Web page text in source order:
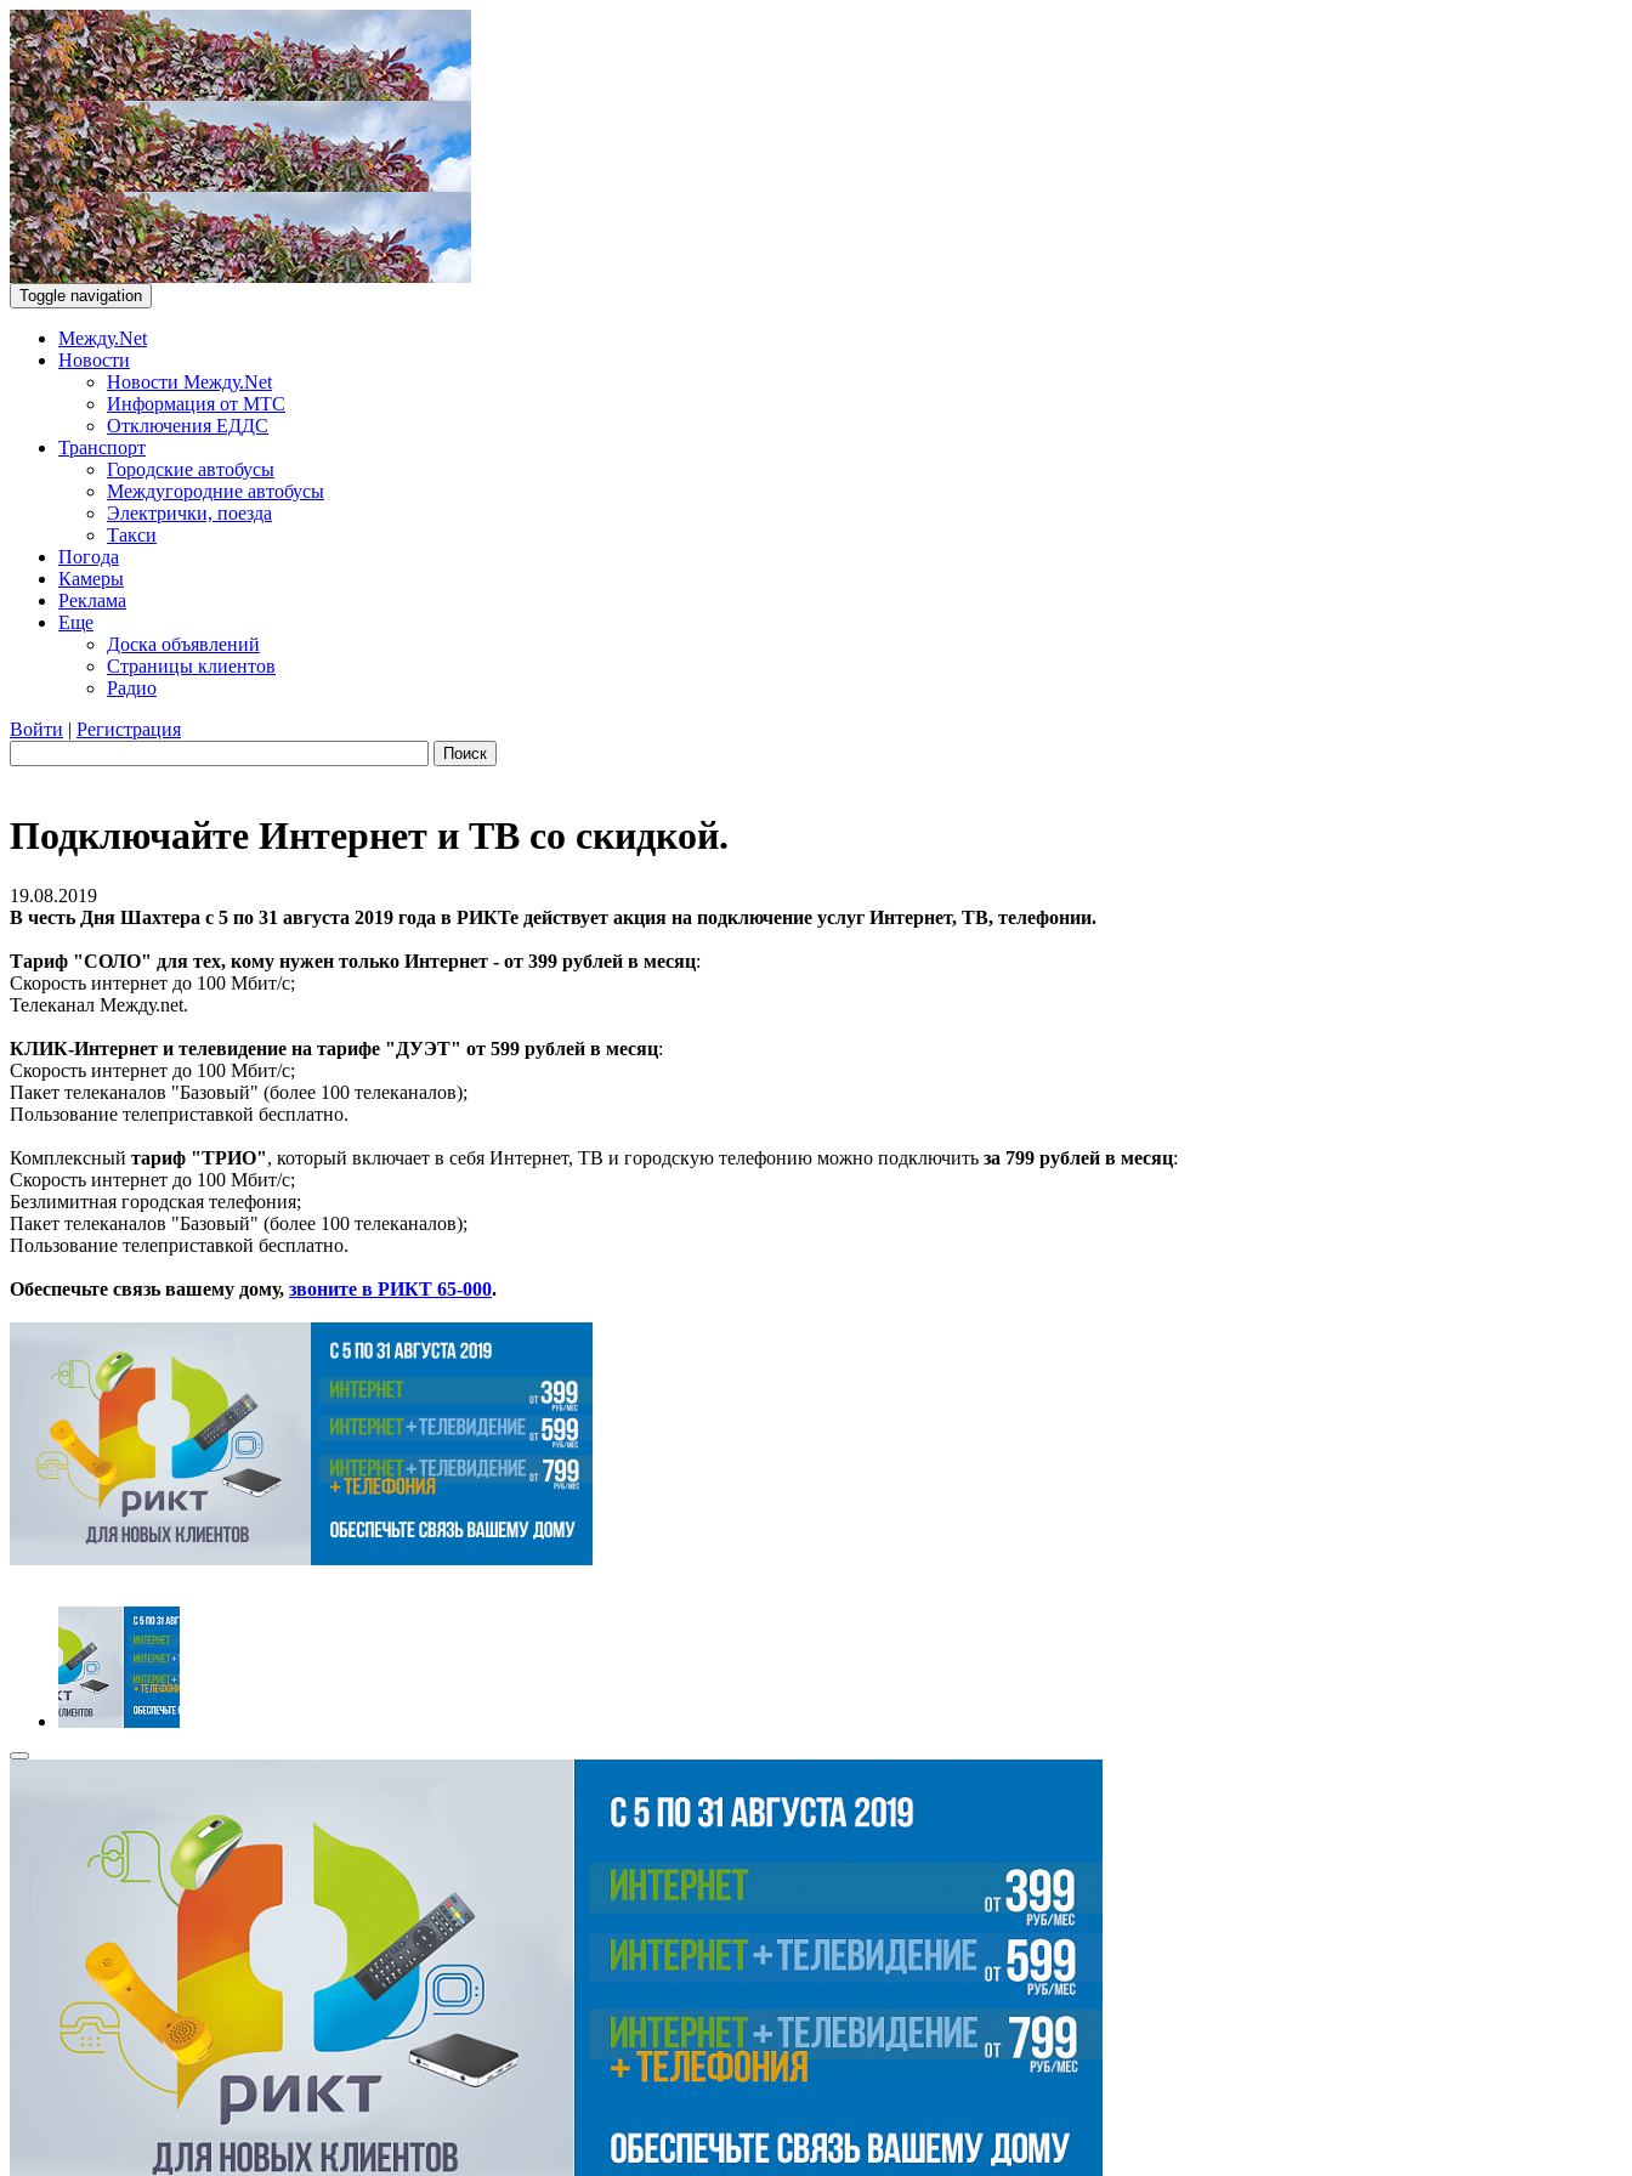
Toggle navigation
Между.Net
Новости
Новости Между.Net
Информация от МТС
Отключения ЕДДС
Транспорт
Городские автобусы
Междугородние автобусы
Электрички, поезда
Такси
Погода
Камеры
Реклама
Еще
Доска объявлений
Страницы клиентов
Радио
Войти | Регистрация
Поиск
Подключайте Интернет и ТВ со скидкой.
19.08.2019
В честь Дня Шахтера с 5 по 31 августа 2019 года в РИКТе действует акция на подключение услуг Интернет, ТВ, телефонии.
Тариф "СОЛО" для тех, кому нужен только Интернет - от 399 рублей в месяц:
Скорость интернет до 100 Мбит/с;
Телеканал Между.net.
КЛИК-Интернет и телевидение на тарифе "ДУЭТ" от 599 рублей в месяц:
Скорость интернет до 100 Мбит/с;
Пакет телеканалов "Базовый" (более 100 телеканалов);
Пользование телеприставкой бесплатно.
Комплексный тариф "ТРИО", который включает в себя Интернет, ТВ и городскую телефонию можно подключить за 799 рублей в месяц:
Скорость интернет до 100 Мбит/с;
Безлимитная городская телефония;
Пакет телеканалов "Базовый" (более 100 телеканалов);
Пользование телеприставкой бесплатно.
Обеспечьте связь вашему дому, звоните в РИКТ 65-000.